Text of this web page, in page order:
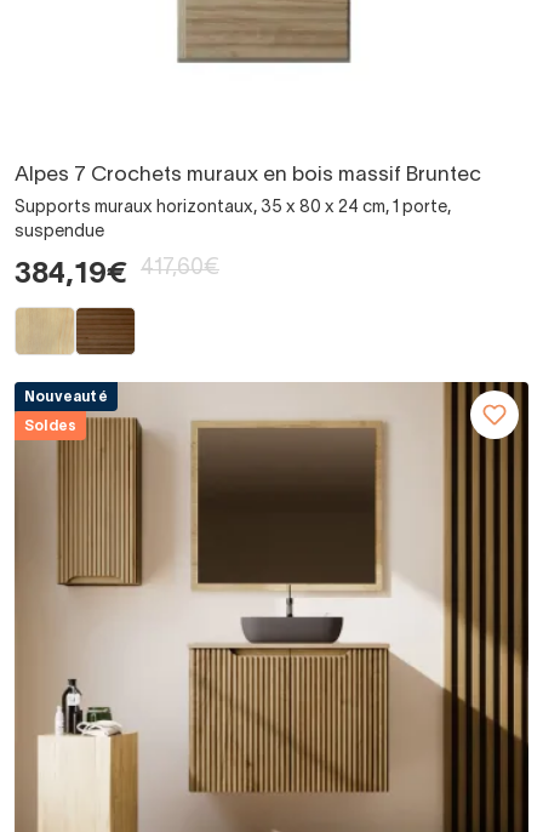
Alpes 7 Crochets muraux en bois massif Bruntec
Supports muraux horizontaux, 35 x 80 x 24 cm, 1 porte,
suspendue
384,19€ 417,60€
Nouveauté
Soldes